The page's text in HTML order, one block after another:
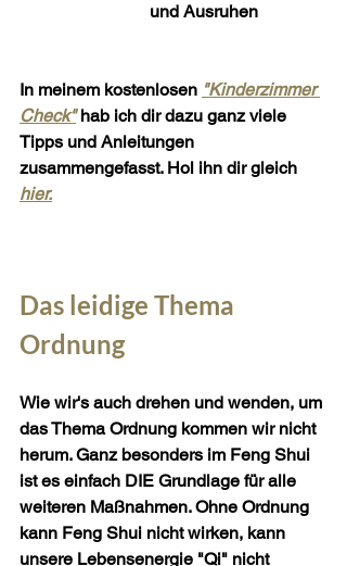
und Ausruhen
In meinem kostenlosen "Kinderzimmer
Check" hab ich dir dazu ganz viele
Tipps und Anleitungen
zusammengefasst. Hol ihn dir gleich
hier.
Das leidige Thema
Ordnung
Wie wir's auch drehen und wenden, um
das Thema Ordnung kommen wir nicht
herum. Ganz besonders im Feng Shui
ist es einfach DIE Grundlage für alle
weiteren Maßnahmen. Ohne Ordnung
kann Feng Shui nicht wirken, kann
unsere Lebensenergie "Qi" nicht